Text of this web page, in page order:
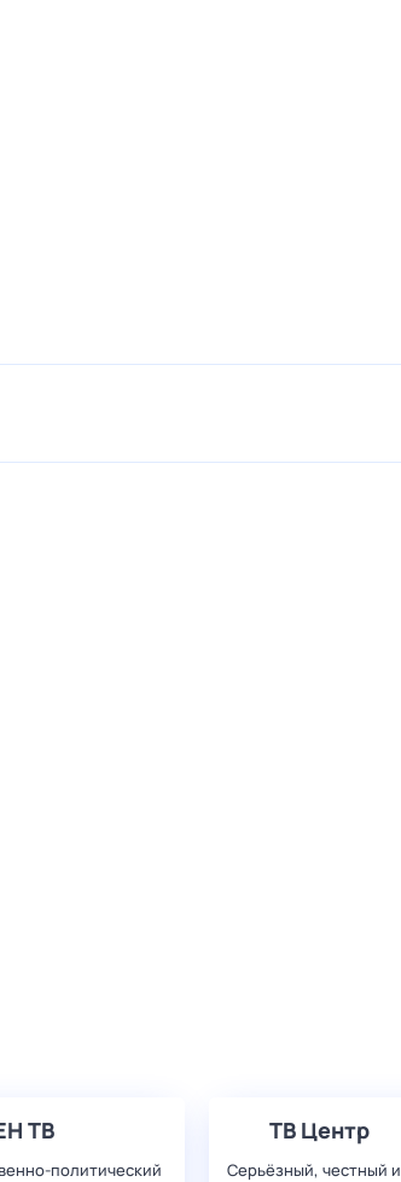
ТВ
политический
ТВ Центр
Серьёзный, честный и